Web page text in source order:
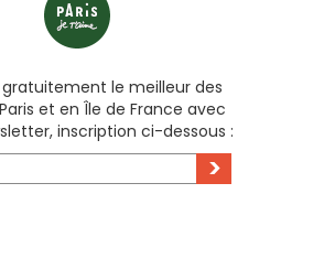
gratuitement le meilleur des
et en Île de France avec
inscription ci-dessous :
>